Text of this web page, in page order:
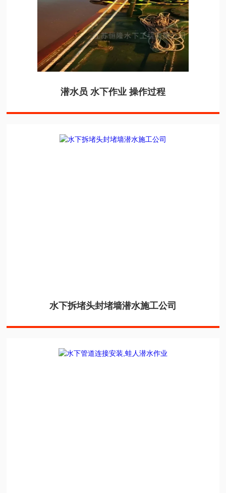
潜水员 水下作业 操作过程
水下拆堵头封堵墙潜水施工公司